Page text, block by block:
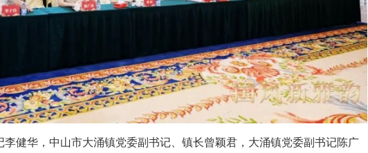
李健华，中山市大涌镇党委副书记、镇长曾颖君，大涌镇党委副书记陈广